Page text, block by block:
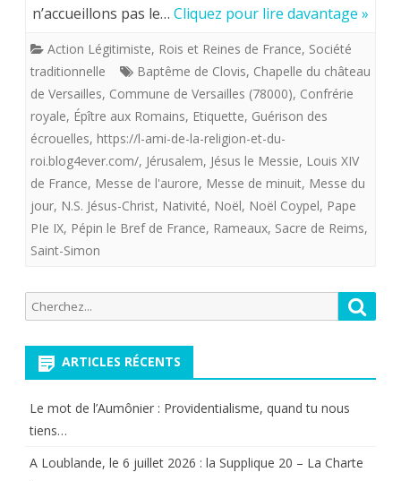
n’accueillons pas le… Cliquez pour lire davantage »
Action Légitimiste, Rois et Reines de France, Société
traditionnelle
Baptême de Clovis, Chapelle du château
de Versailles, Commune de Versailles (78000), Confrérie
royale, Épître aux Romains, Etiquette, Guérison des
écrouelles, https://l-ami-de-la-religion-et-du-
roi.blog4ever.com/, Jérusalem, Jésus le Messie, Louis XIV
de France, Messe de l'aurore, Messe de minuit, Messe du
jour, N.S. Jésus-Christ, Nativité, Noël, Noël Coypel, Pape
PIe IX, Pépin le Bref de France, Rameaux, Sacre de Reims,
Saint-Simon
Recherche
pour:
ARTICLES RÉCENTS
Le mot de l’Aumônier : Providentialisme, quand tu nous
tiens…
A Loublande, le 6 juillet 2026 : la Supplique 20 – La Charte